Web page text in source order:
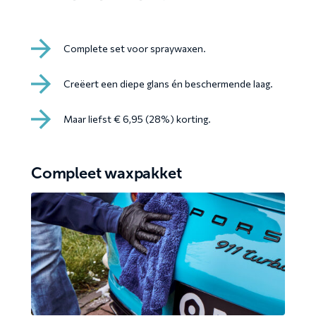
Complete set voor spraywaxen.
Creëert een diepe glans én beschermende laag.
Maar liefst € 6,95 (28%) korting.
Compleet waxpakket